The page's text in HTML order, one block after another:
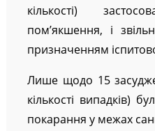
кількості)
пом’якшення, і
призначенням
Лише щодо 15
кількості випадків)
покарання у межах